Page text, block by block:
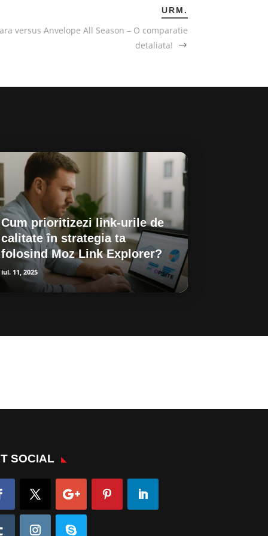
URM.
versus Anvelope All Season – O comparatie
detaliata!
Cum prioritizezi link-urile de
calitate în strategia ta
folosind Moz Link Explorer?
iul. 11, 2025
SOCIAL